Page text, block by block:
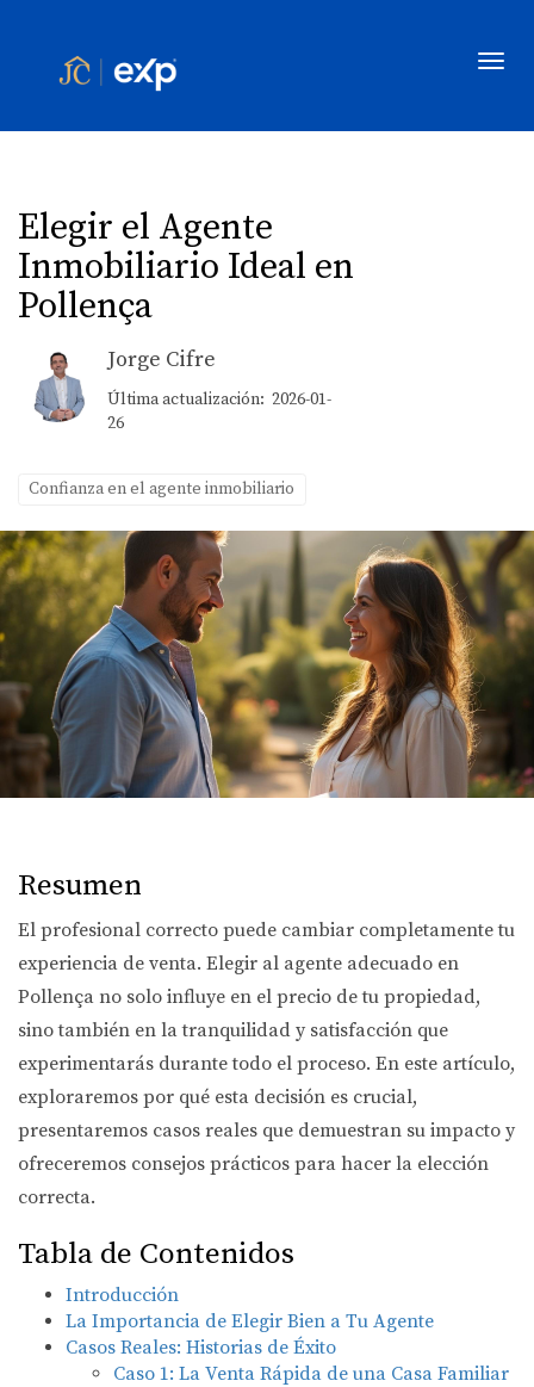
Elegir el Agente
Inmobiliario Ideal en
Pollença
Jorge Cifre
Última actualización: 2026-01-
26
Confianza en el agente inmobiliario
Resumen
El profesional correcto puede cambiar completamente tu
experiencia de venta. Elegir al agente adecuado en
Pollença no solo influye en el precio de tu propiedad,
sino también en la tranquilidad y satisfacción que
experimentarás durante todo el proceso. En este artículo,
exploraremos por qué esta decisión es crucial,
presentaremos casos reales que demuestran su impacto y
ofreceremos consejos prácticos para hacer la elección
correcta.
Tabla de Contenidos
Introducción
La Importancia de Elegir Bien a Tu Agente
Casos Reales: Historias de Éxito
Caso 1: La Venta Rápida de una Casa Familiar